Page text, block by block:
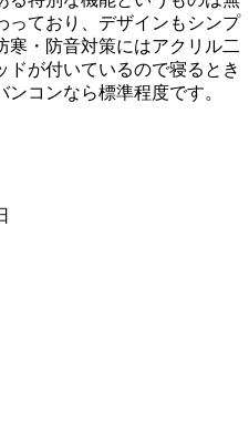
っており、デザインもシンプ
寒・防音対策にはアクリル二
が付いているので寝るとき
コンなら標準程度です。